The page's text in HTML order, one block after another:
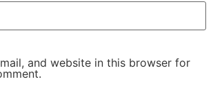
and website in this browser for